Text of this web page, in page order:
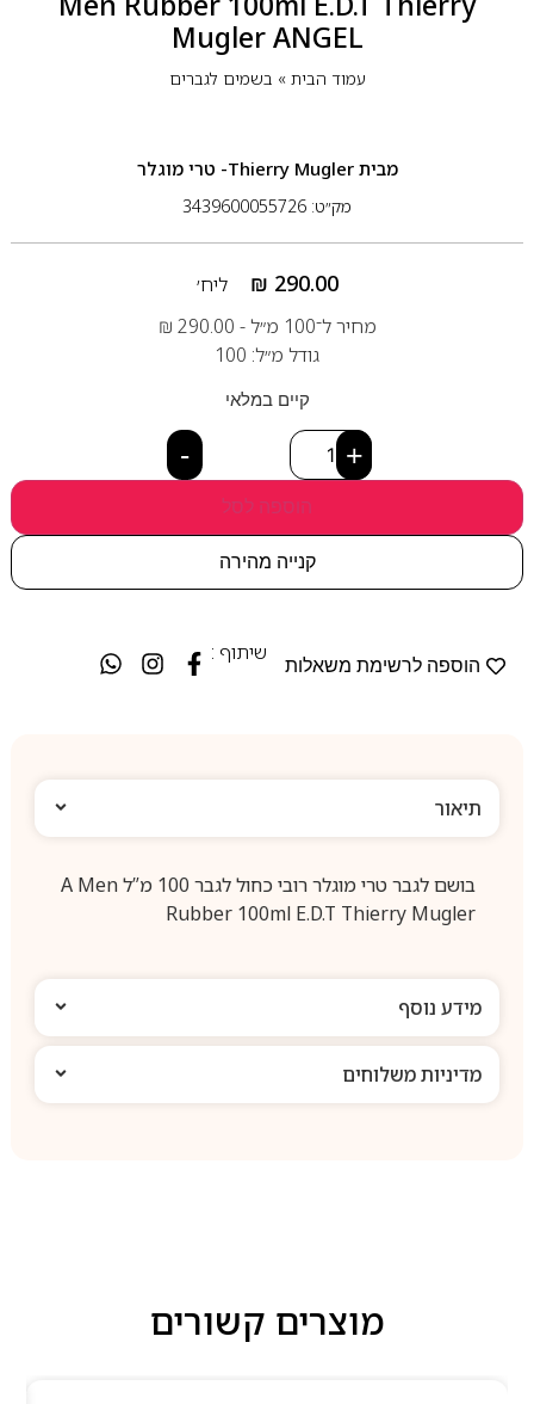
Mugler ANGEL
עמוד הבית» בשמים לגברים
מבית Thierry Mugler- טרי מוגלר
מק״ט: 3439600055726
₪ 290.00
ליח׳
מחיר ל־100 מ״ל -
₪ 290.00
גודל מ״ל: 100
קיים במלאי
- +
הוספה לסל
קנייה מהירה
הוספה לרשימת משאלות
שיתוף :
תיאור
בושם לגבר טרי מוגלר רובי כחול לגבר 100 מ”ל A Men
Rubber 100ml E.D.T Thierry Mugler
מידע נוסף
מדיניות משלוחים
מוצרים קשורים